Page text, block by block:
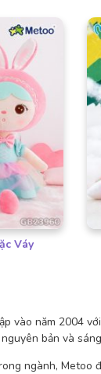
Váy
vào năm 2004
bản và
ngành,